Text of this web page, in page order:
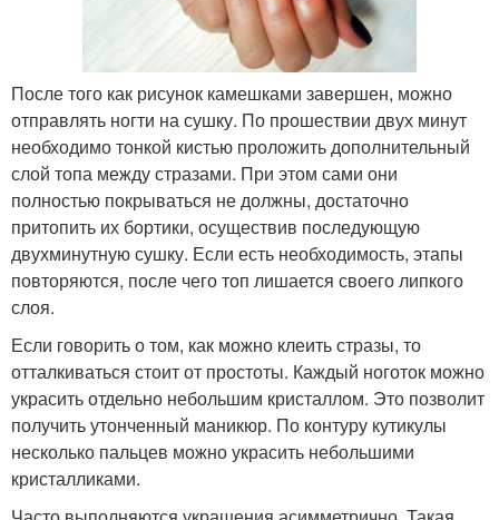
После того как рисунок камешками завершен, можно
отправлять ногти на сушку. По прошествии двух минут
необходимо тонкой кистью проложить дополнительный
слой топа между стразами. При этом сами они
полностью покрываться не должны, достаточно
притопить их бортики, осуществив последующую
двухминутную сушку. Если есть необходимость, этапы
повторяются, после чего топ лишается своего липкого
слоя.
Если говорить о том, как можно клеить стразы, то
отталкиваться стоит от простоты. Каждый ноготок можно
украсить отдельно небольшим кристаллом. Это позволит
получить утонченный маникюр. По контуру кутикулы
несколько пальцев можно украсить небольшими
кристалликами.